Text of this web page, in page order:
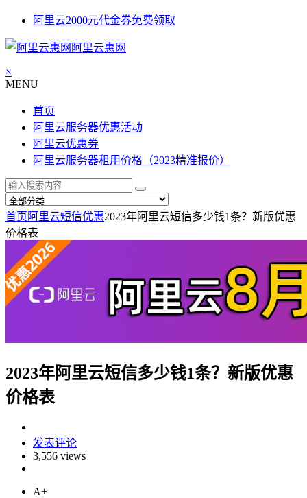
阿里云2000元代金券免费领取
阿里云惠网
×
MENU
首页
阿里云服务器优惠活动
阿里云优惠券
阿里云服务器租用价格（2023精准报价）
首页 阿里云短信优惠2023年阿里云短信多少钱1条？新版优惠
价格表
2023年阿里云短信多少钱1条？新版优惠
价格表
发表评论
3,556 views
A+